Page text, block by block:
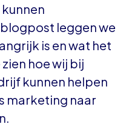
leggen we
is en wat het
hoe wij bij
kunnen helpen
marketing naar